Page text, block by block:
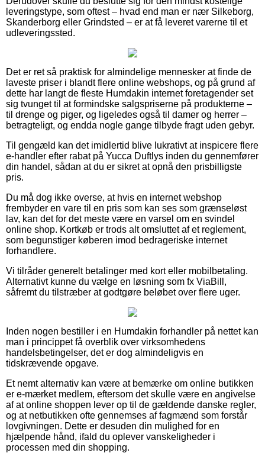
leveringstype, som oftest – hvad end man er nær Silkeborg,
Skanderborg eller Grindsted – er at få leveret varerne til et
udleveringssted.
Det er ret så praktisk for almindelige mennesker at finde de
laveste priser i blandt flere online webshops, og på grund af
dette har langt de fleste Humdakin internet foretagender set
sig tvunget til at formindske salgspriserne på produkterne –
til drenge og piger, og ligeledes også til damer og herrer –
betragteligt, og endda nogle gange tilbyde fragt uden gebyr.
Til gengæld kan det imidlertid blive lukrativt at inspicere flere
e-handler efter rabat på Yucca Duftlys inden du gennemfører
din handel, sådan at du er sikret at opnå den prisbilligste
pris.
Du må dog ikke overse, at hvis en internet webshop
frembyder en vare til en pris som kan ses som grænseløst
lav, kan det for det meste være en varsel om en svindel
online shop. Kortkøb er trods alt omsluttet af et reglement,
som begunstiger køberen imod bedrageriske internet
forhandlere.
Vi tilråder generelt betalinger med kort eller mobilbetaling.
Alternativt kunne du vælge en løsning som fx ViaBill,
såfremt du tilstræber at godtgøre beløbet over flere uger.
Inden nogen bestiller i en Humdakin forhandler på nettet kan
man i princippet få overblik over virksomhedens
handelsbetingelser, det er dog almindeligvis en
tidskrævende opgave.
Et nemt alternativ kan være at bemærke om online butikken
er e-mærket medlem, eftersom det skulle være en angivelse
af at online shoppen lever op til de gældende danske regler,
og at netbutikken ofte gennemses af fagmænd som forstår
lovgivningen. Dette er desuden din mulighed for en
hjælpende hånd, ifald du oplever vanskeligheder i
processen med din shopping.